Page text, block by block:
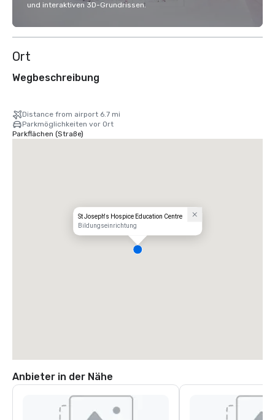
und interaktiven 3D-Grundrissen.
Ort
Wegbeschreibung
Distance from airport 6.7 mi
Parkmöglichkeiten vor Ort
Parkflächen (Straße)
St Joseph's Hospice Education Centre
Bildungseinrichtung
Anbieter in der Nähe